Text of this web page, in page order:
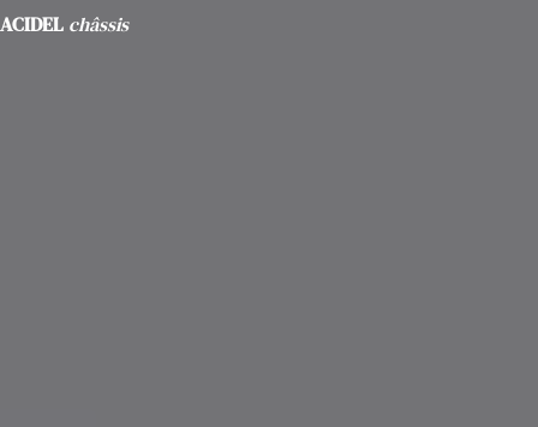
ACIDEL châssis